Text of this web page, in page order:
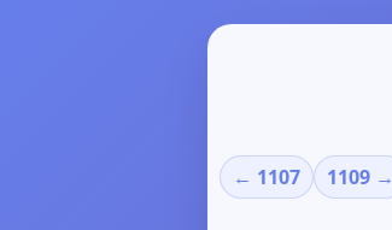
← 1107 1109 →